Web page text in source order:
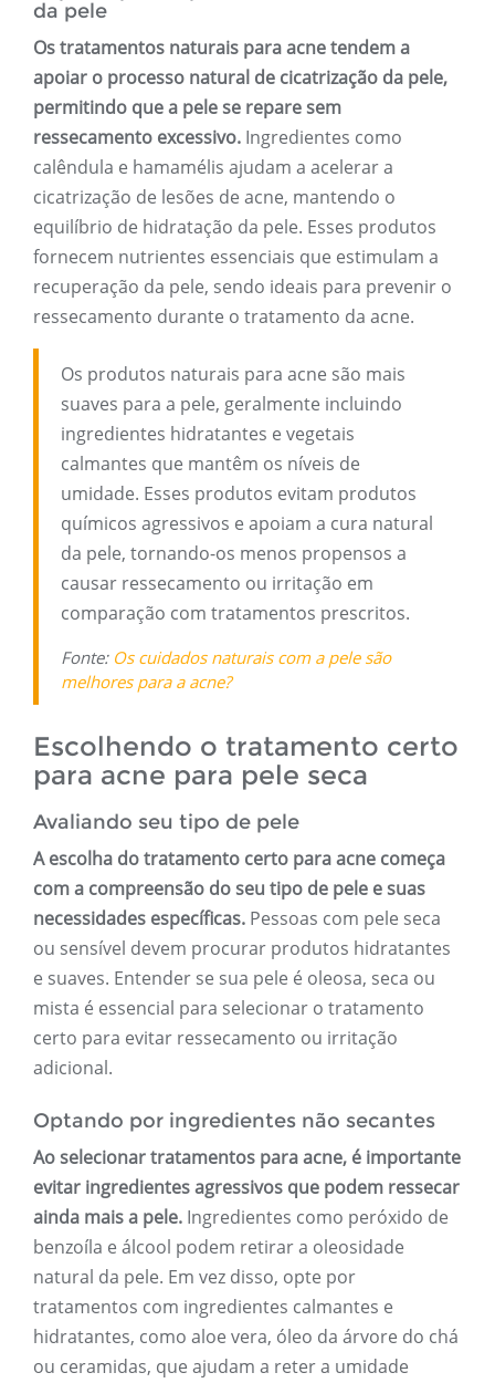
da pele
Os tratamentos naturais para acne tendem a
apoiar o processo natural de cicatrização da pele,
permitindo que a pele se repare sem
ressecamento excessivo. Ingredientes como
calêndula e hamamélis ajudam a acelerar a
cicatrização de lesões de acne, mantendo o
equilíbrio de hidratação da pele. Esses produtos
fornecem nutrientes essenciais que estimulam a
recuperação da pele, sendo ideais para prevenir o
ressecamento durante o tratamento da acne.
Os produtos naturais para acne são mais
suaves para a pele, geralmente incluindo
ingredientes hidratantes e vegetais
calmantes que mantêm os níveis de
umidade. Esses produtos evitam produtos
químicos agressivos e apoiam a cura natural
da pele, tornando-os menos propensos a
causar ressecamento ou irritação em
comparação com tratamentos prescritos.
Fonte: Os cuidados naturais com a pele são
melhores para a acne?
Escolhendo o tratamento certo
para acne para pele seca
Avaliando seu tipo de pele
A escolha do tratamento certo para acne começa
com a compreensão do seu tipo de pele e suas
necessidades específicas. Pessoas com pele seca
ou sensível devem procurar produtos hidratantes
e suaves. Entender se sua pele é oleosa, seca ou
mista é essencial para selecionar o tratamento
certo para evitar ressecamento ou irritação
adicional.
Optando por ingredientes não secantes
Ao selecionar tratamentos para acne, é importante
evitar ingredientes agressivos que podem ressecar
ainda mais a pele. Ingredientes como peróxido de
benzoíla e álcool podem retirar a oleosidade
natural da pele. Em vez disso, opte por
tratamentos com ingredientes calmantes e
hidratantes, como aloe vera, óleo da árvore do chá
ou ceramidas, que ajudam a reter a umidade